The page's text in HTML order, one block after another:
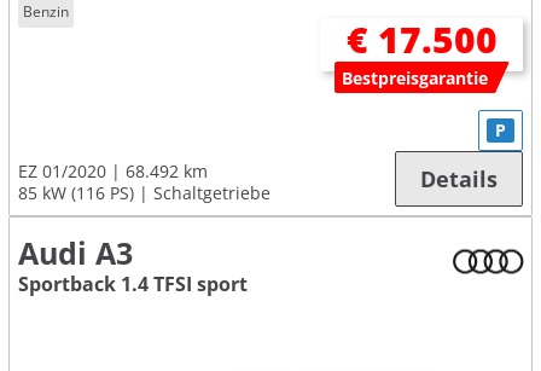
Benzin
€ 17.500
Bestpreisgarantie
EZ 01/2020
68.492 km
85 kW (116 PS)
Schaltgetriebe
P
Details
Audi A3
Sportback 1.4 TFSI sport